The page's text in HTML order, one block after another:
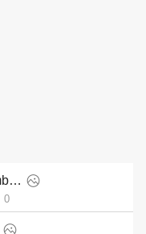
벤틀리 Continental GT Speed Ombre by Mulliner (2025)
0